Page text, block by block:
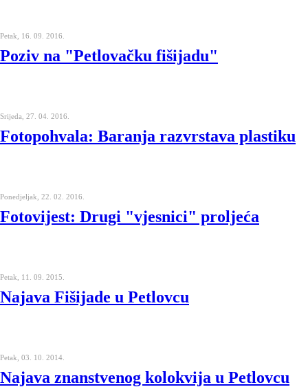
Petak, 16. 09. 2016.
Poziv na "Petlovačku fišijadu"
Srijeda, 27. 04. 2016.
Fotopohvala: Baranja razvrstava plastiku
Ponedjeljak, 22. 02. 2016.
Fotovijest: Drugi "vjesnici" proljeća
Petak, 11. 09. 2015.
Najava Fišijade u Petlovcu
Petak, 03. 10. 2014.
Najava znanstvenog kolokvija u Petlovcu